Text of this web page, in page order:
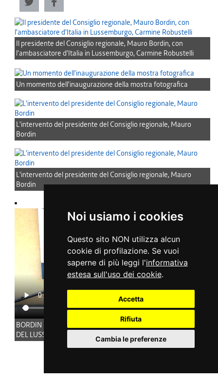
Noi usiamo i cookies
Questo sito NON utilizza alcun
cookie di profilazione. Se vuoi
saperne di più leggi l'informativa
estesa sull'uso dei cookie.
Accetta
Rifiuta
Cambia le preferenze
Il presidente del Consiglio regionale, Mauro Bordin, con
l'ambasciatore d'Italia in Lussemburgo, Carmine Robustelli
Un momento dell'inaugurazione della mostra fotografica
L'intervento del presidente del Consiglio regionale, Mauro
Bordin
L'intervento del presidente del Consiglio regionale, Mauro
Bordin
BORDIN INAUGURA MOSTRA TERREMOTO CON FOGOLÂR
DEL LUSSEMBURGO